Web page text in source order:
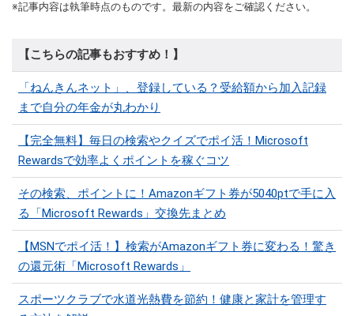
※記事内容は執筆時点のものです。最新の内容をご確認ください。
【こちらの記事もおすすめ！】
「ねんきんネット」、登録している？受給額から加入記録
まで自分の年金が丸わかり
【完全無料】毎日の検索やクイズでポイ活！Microsoft
Rewardsで効率よくポイントを稼ぐコツ
その検索、ポイントに！Amazonギフト券が5040ptで手に入
る「Microsoft Rewards」交換先まとめ
【MSNでポイ活！】検索がAmazonギフト券に変わる！驚き
の還元術「Microsoft Rewards」
スポーツクラブで水道光熱費を節約！健康と家計を管理す